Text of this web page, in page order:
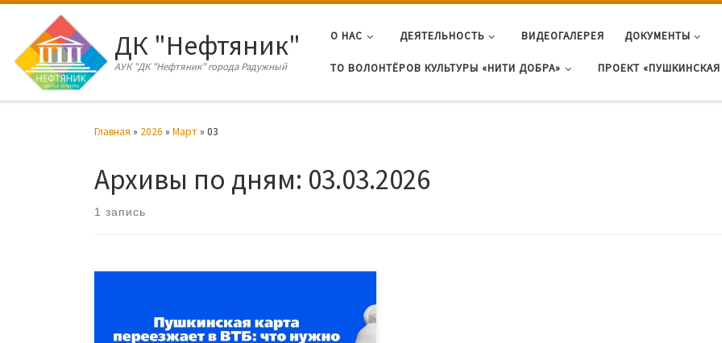
Перейти к содержимому
ДК "Нефтяник"
АУК "ДК "Нефтяник" города Радужный
О НАС ДЕЯТЕЛЬНОСТЬ ВИДЕОГАЛЕРЕЯ ДОКУМЕНТЫ
ТО ВОЛОНТЁРОВ КУЛЬТУРЫ «НИТИ ДОБРА» ПРОЕКТ «ПУШКИНСКАЯ
Главная » 2026 » Март » 03
Архивы по дням: 03.03.2026
1 запись